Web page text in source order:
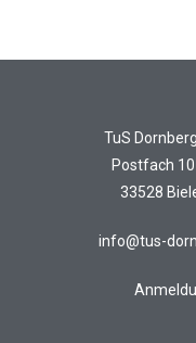
TuS
Postfach
33528
info@tus-